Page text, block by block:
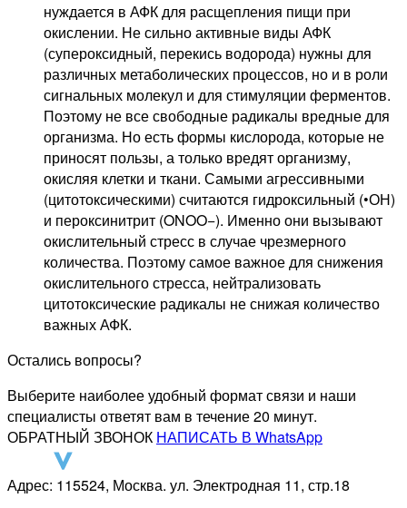
нуждается в АФК для расщепления пищи при
окислении. Не сильно активные виды АФК
(супероксидный, перекись водорода) нужны для
различных метаболических процессов, но и в роли
сигнальных молекул и для стимуляции ферментов.
Поэтому не все свободные радикалы вредные для
организма. Но есть формы кислорода, которые не
приносят пользы, а только вредят организму,
окисляя клетки и ткани. Самыми агрессивными
(цитотоксическими) считаются гидроксильный (•ОН)
и пероксинитрит (ONOO−). Именно они вызывают
окислительный стресс в случае чрезмерного
количества. Поэтому самое важное для снижения
окислительного стресса, нейтрализовать
цитотоксические радикалы не снижая количество
важных АФК.
Остались вопросы?
Выберите наиболее удобный формат связи и наши
специалисты ответят вам в течение 20 минут.
ОБРАТНЫЙ ЗВОНОК НАПИСАТЬ В WhatsApp
Адрес: 115524, Москва. ул. Электродная 11, стр.18